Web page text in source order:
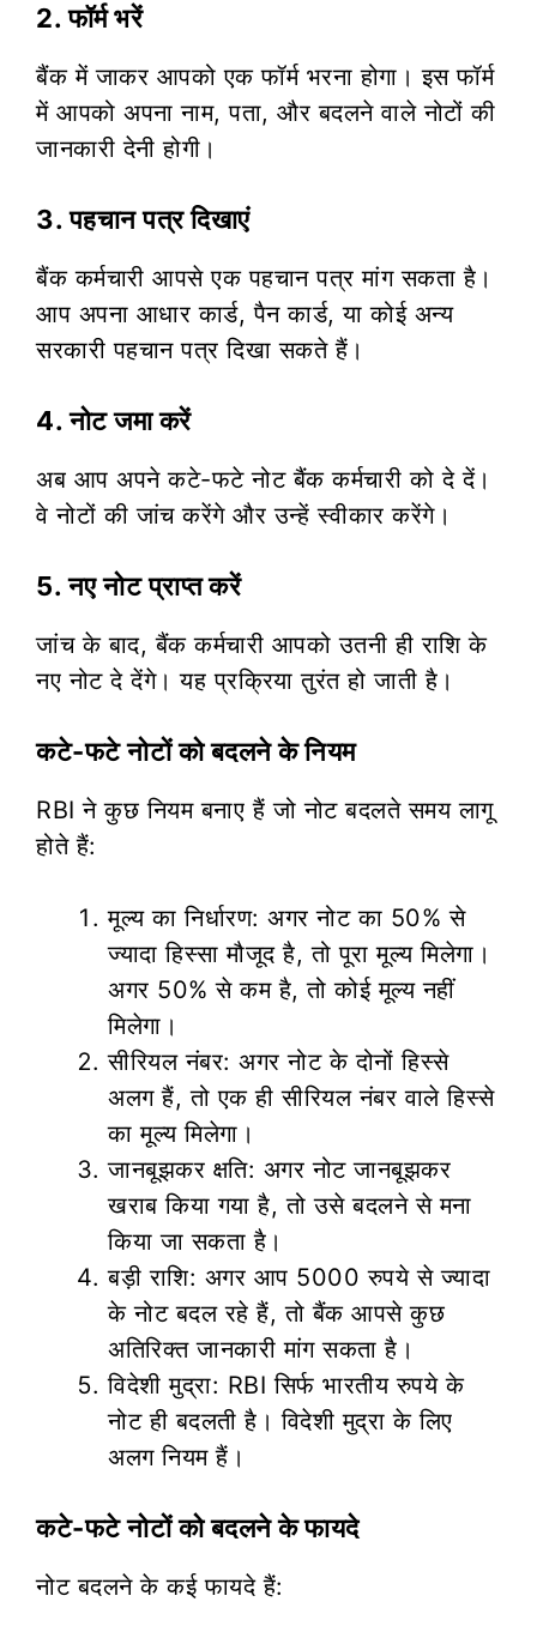
2. फॉर्म भरें
बैंक में जाकर आपको एक फॉर्म भरना होगा। इस फॉर्म
में आपको अपना नाम, पता, और बदलने वाले नोटों की
जानकारी देनी होगी।
3. पहचान पत्र दिखाएं
बैंक कर्मचारी आपसे एक पहचान पत्र मांग सकता है।
आप अपना आधार कार्ड, पैन कार्ड, या कोई अन्य
सरकारी पहचान पत्र दिखा सकते हैं।
4. नोट जमा करें
अब आप अपने कटे-फटे नोट बैंक कर्मचारी को दे दें।
वे नोटों की जांच करेंगे और उन्हें स्वीकार करेंगे।
5. नए नोट प्राप्त करें
जांच के बाद, बैंक कर्मचारी आपको उतनी ही राशि के
नए नोट दे देंगे। यह प्रक्रिया तुरंत हो जाती है।
कटे-फटे नोटों को बदलने के नियम
RBI ने कुछ नियम बनाए हैं जो नोट बदलते समय लागू
होते हैं:
मूल्य का निर्धारण: अगर नोट का 50% से
ज्यादा हिस्सा मौजूद है, तो पूरा मूल्य मिलेगा।
अगर 50% से कम है, तो कोई मूल्य नहीं
मिलेगा।
सीरियल नंबर: अगर नोट के दोनों हिस्से
अलग हैं, तो एक ही सीरियल नंबर वाले हिस्से
का मूल्य मिलेगा।
जानबूझकर क्षति: अगर नोट जानबूझकर
खराब किया गया है, तो उसे बदलने से मना
किया जा सकता है।
बड़ी राशि: अगर आप 5000 रुपये से ज्यादा
के नोट बदल रहे हैं, तो बैंक आपसे कुछ
अतिरिक्त जानकारी मांग सकता है।
विदेशी मुद्रा: RBI सिर्फ भारतीय रुपये के
नोट ही बदलती है। विदेशी मुद्रा के लिए
अलग नियम हैं।
कटे-फटे नोटों को बदलने के फायदे
नोट बदलने के कई फायदे हैं: